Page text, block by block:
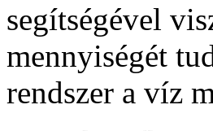
segítségével
mennyiségét
rendszer a víz